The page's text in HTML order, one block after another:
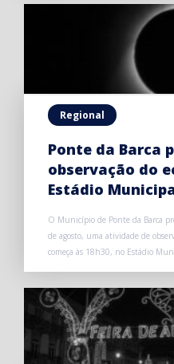
Regional
Ponte da Barca
observação do
Estádio
O Município de Ponte da Barca
de agosto, uma atividade de
começa às 18h30, no Estádio